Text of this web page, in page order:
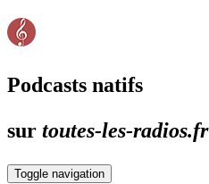
Podcasts natifs
sur toutes-les-radios.fr
Toggle navigation